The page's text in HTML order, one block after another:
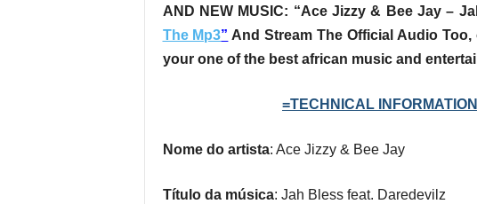
AND NEW MUSIC: “Ace Jizzy & Bee Jay –
The Mp3” And Stream The Official Audio
your one of the best african music and
=TECHNICAL
Nome do artista: Ace Jizzy & Bee Jay
Título da música: Jah Bless feat. Daredevilz